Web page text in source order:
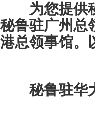
为您提供秘
秘鲁驻广州总
港总领事馆。
秘鲁驻华